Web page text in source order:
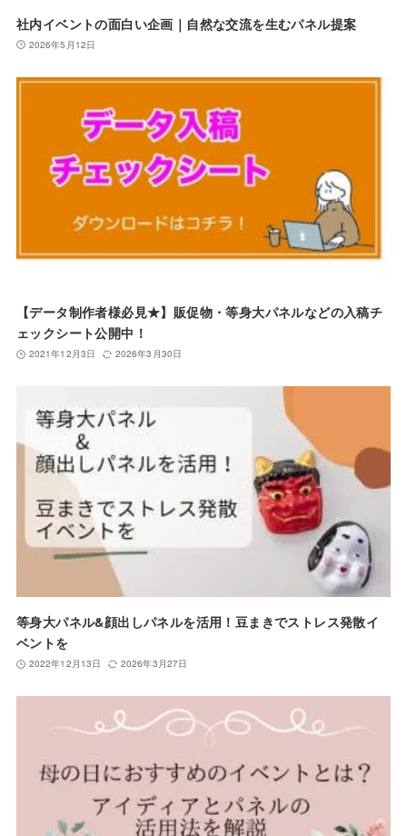
社内イベントの面白い企画｜自然な交流を生むパネル提案
2026年5月12日
【データ制作者様必見★】販促物・等身大パネルなどの入稿チ
ェックシート公開中！
2021年12月3日 2026年3月30日
等身大パネル&顔出しパネルを活用！豆まきでストレス発散イ
ベントを
2022年12月13日 2026年3月27日